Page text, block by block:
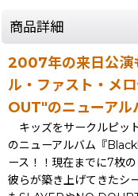
商品詳細
2007年の来日公演
ル・ファスト・メ
OUT"のニューアル
キッズをサークルピッ
のニューアルバム『
ース！！現在までに7枚
彼らが築き上げてきたシ